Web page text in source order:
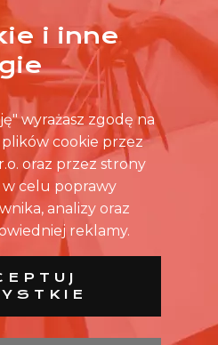
NIE ZAINTERESOWAŁA?
ZE SKLEPEM.
i inne
wyrażasz zgodę na
cookie przez
oraz przez strony
w celu poprawy
analizy oraz
reklamy.